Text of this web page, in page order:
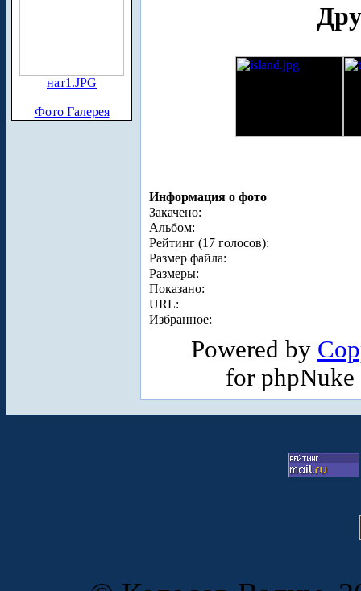
нат1.JPG
Фото Галерея
Информация о фото
Закачено:
Альбом:
Рейтинг (17 голосов):
Размер файла:
Размеры:
Показано:
URL:
Избранное:
Powered by
for